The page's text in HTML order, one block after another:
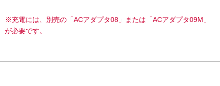
※充電には、別売の「ACアダプタ08」または「ACアダプタ09M」
が必要です。